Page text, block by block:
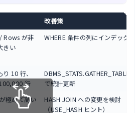
改善策
Rows が非
きい
WHERE 条件の列にインデック
り 10 行、
行
で統計更新
極めて高い
HASH JOIN への変更を検討
（USE_HASH ヒント）